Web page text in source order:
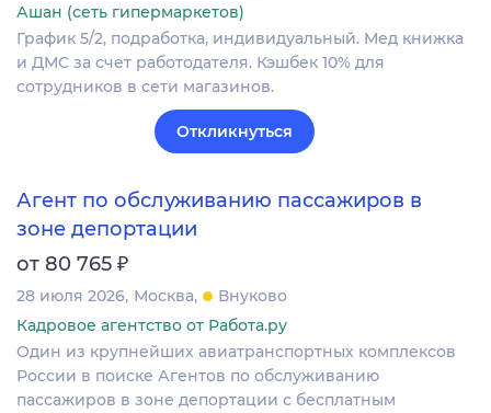
Ашан (сеть гипермаркетов)
График 5/2, подработка, индивидуальный. Мед книжка
и ДМС за счет работодателя. Кэшбек 10% для
сотрудников в сети магазинов.
Откликнуться
Агент по обслуживанию пассажиров в
зоне депортации
от 80 765 ₽
28 июля 2026 Москва
Внуково
Кадровое агентство от Работа.ру
Один из крупнейших авиатранспортных комплексов
России в поиске Агентов по обслуживанию
пассажиров в зоне депортации с бесплатным